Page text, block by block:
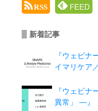
RSS FEED
新着記事
『ウェビナ
イマリケア
『ウェビ
異常」 ―』